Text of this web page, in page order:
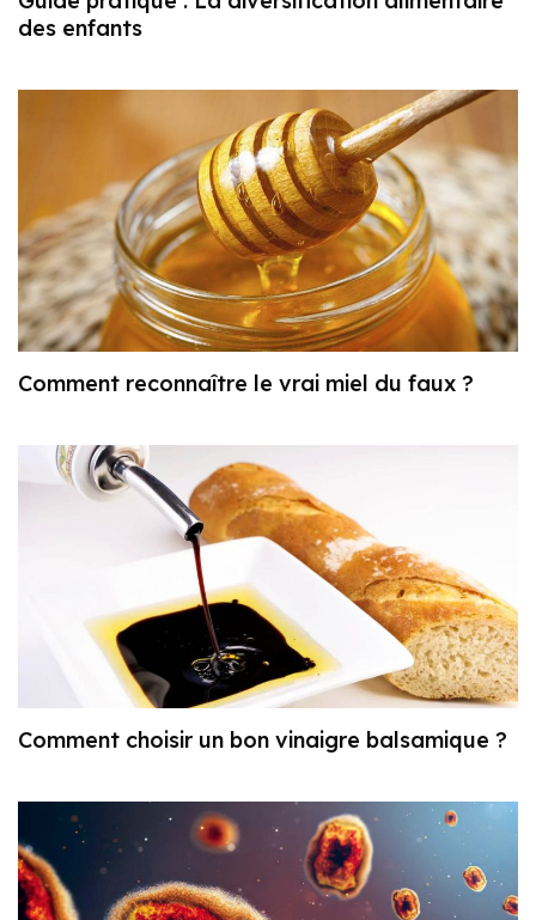
des enfants
Comment reconnaître le vrai miel du faux ?
Comment choisir un bon vinaigre balsamique ?